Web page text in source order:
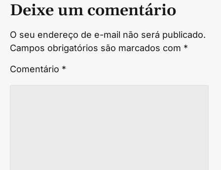
Deixe um comentário
O seu endereço de e-mail não será publicado.
Campos obrigatórios são marcados com *
Comentário *